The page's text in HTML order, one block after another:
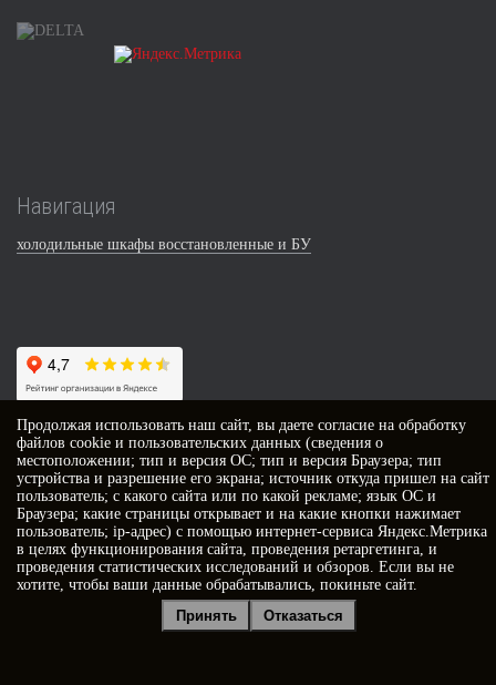
Навигация
холодильные шкафы восстановленные и БУ
Контакты
г. Ростов-на-Дону,
ул. Ленина, 100/1, этаж 2, офис 201
+7 (863) 218-52-62
Наш ТГ канал
Продолжая использовать наш сайт, вы даете согласие на обработку
файлов cookie и пользовательских данных (сведения о
местоположении; тип и версия ОС; тип и версия Браузера; тип
устройства и разрешение его экрана; источник откуда пришел на сайт
пользователь; с какого сайта или по какой рекламе; язык ОС и
Браузера; какие страницы открывает и на какие кнопки нажимает
пользователь; ip-адрес) с помощью интернет-сервиса Яндекс.Метрика
в целях функционирования сайта, проведения ретаргетинга, и
проведения статистических исследований и обзоров. Если вы не
хотите, чтобы ваши данные обрабатывались, покиньте сайт.
Принять
Отказаться